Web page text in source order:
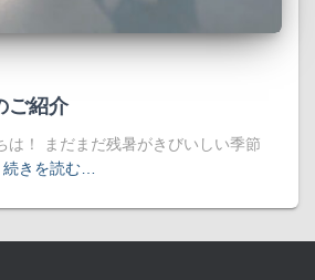
ご紹介
は！ まだまだ残暑がきびいしい季節
続きを読む…